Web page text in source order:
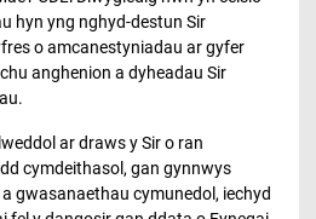
hyn yng nghyd-destun Sir
o amcanestyniadau ar gyfer
anghenion a dyheadau Sir
ar draws y Sir o ran
cymdeithasol, gan gynnwys
gwasanaethau cymunedol, iechyd